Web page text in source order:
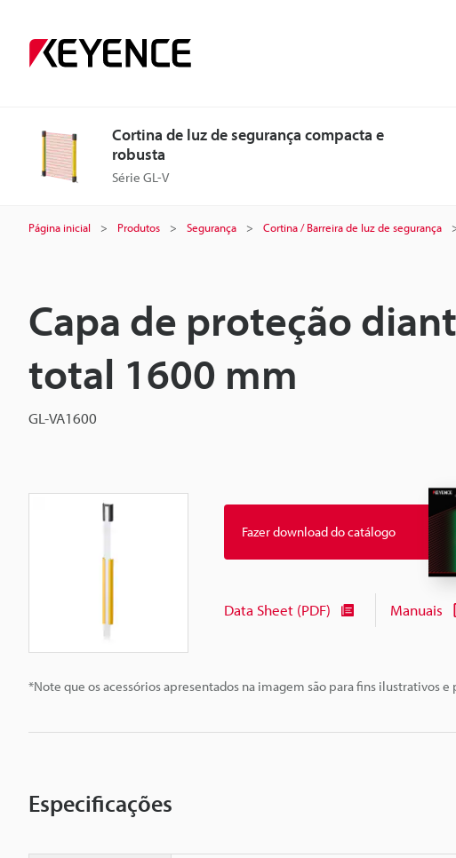
Cortina de luz de segurança compacta e
robusta
Série GL-V
Página inicial Produtos Segurança Cortina / Barreira de luz de segurança
Capa de proteção
total 1600 mm
GL-VA1600
*Note que os acessórios apresentados na imagem são para fins ilustrativos
Fazer download do catálogo
Data Sheet (PDF) Manuais
Especificações